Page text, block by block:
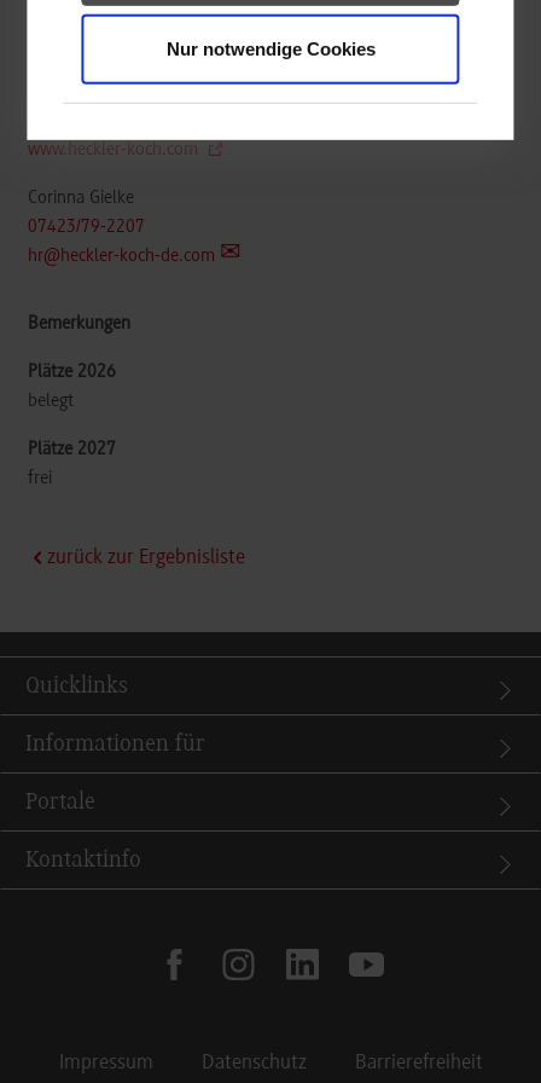
Nur notwendige Cookies
Heckler & Koch GmbH
78727 Oberndorf a. N.
www.heckler-koch.com
Corinna Gielke
07423/79-2207
hr@heckler-koch-de.com
belegt
frei
zurück zur Ergebnisliste
Quicklinks
Informationen für
Portale
Kontaktinfo
facebookinstagramlinkedinyoutube
Impressum Datenschutz Barrierefreiheit